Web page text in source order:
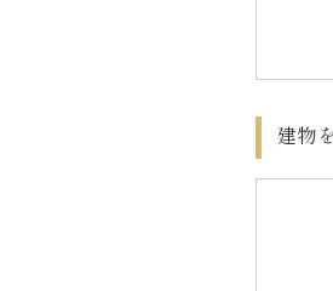
建物